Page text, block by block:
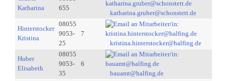
Katharina
655
katharina.gruber@schonstett.de
Hinterstocker
Kristina
08055
9053-
25
7
kristina.hinterstocker@halfing.de
Huber
Elisabeth
08055
9053-
35
6
bauamt@halfing.de